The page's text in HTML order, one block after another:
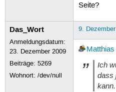
Seite?
Das_Wort
Anmeldungsdatum:
23. Dezember 2009
Beiträge:5269
Wohnort: /dev/null
9.
Matthias
Ich
dass
kann.